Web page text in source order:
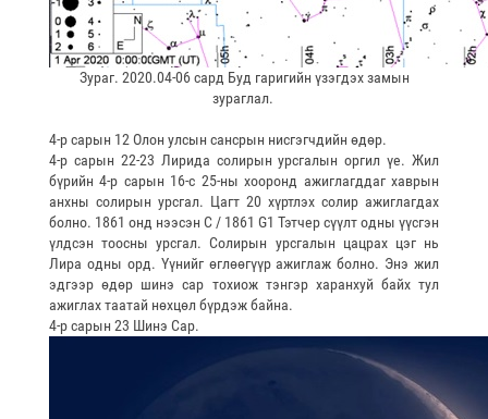
Зураг. 2020.04-06 сард Буд гаригийн үзэгдэх замын
зураглал.
4-р сарын 12 Олон улсын сансрын нисгэгчдийн өдөр.
4-р сарын 22-23 Лирида солирын урсгалын оргил үе. Жил
бүрийн 4-р сарын 16-с 25-ны хооронд ажиглагддаг хаврын
анхны солирын урсгал. Цагт 20 хүртлэх солир ажиглагдах
болно. 1861 онд нээсэн C / 1861 G1 Тэтчер сүүлт одны үүсгэн
үлдсэн тоосны урсгал. Солирын урсгалын цацрах цэг нь
Лира одны орд. Үүнийг өглөөгүүр ажиглаж болно. Энэ жил
эдгээр өдөр шинэ сар тохиож тэнгэр харанхуй байх тул
ажиглах таатай нөхцөл бүрдэж байна.
4-р сарын 23 Шинэ Сар.